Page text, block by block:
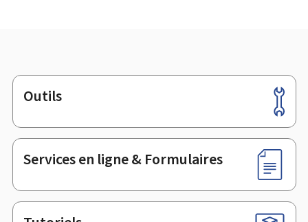
Pied
de
page
Outils
Services en ligne & Formulaires